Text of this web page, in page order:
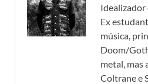
Idealizador
Ex
música,
Doom/
metal, mas
Coltrane e